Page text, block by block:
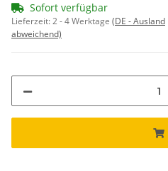
Sofort verfügbar
Lieferzeit:2 - 4 Werktage (DE - Ausland
abweichend)